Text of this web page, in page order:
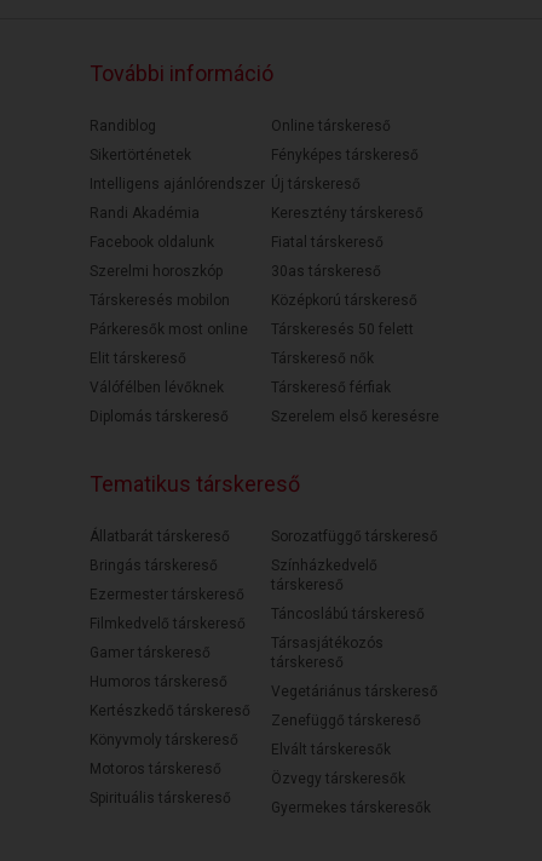
További információ
Randiblog
Sikertörténetek
Intelligens ajánlórendszer
Randi Akadémia
Facebook oldalunk
Szerelmi horoszkóp
Társkeresés mobilon
Párkeresők most online
Elit társkereső
Válófélben lévőknek
Diplomás társkereső
Online társkereső
Fényképes társkereső
Új társkereső
Keresztény társkereső
Fiatal társkereső
30as társkereső
Középkorú társkereső
Társkeresés 50 felett
Társkereső nők
Társkereső férfiak
Szerelem első keresésre
Tematikus társkereső
Állatbarát társkereső
Bringás társkereső
Ezermester társkereső
Filmkedvelő társkereső
Gamer társkereső
Humoros társkereső
Kertészkedő társkereső
Könyvmoly társkereső
Motoros társkereső
Spirituális társkereső
Sorozatfüggő társkereső
Színházkedvelő
társkereső
Táncoslábú társkereső
Társasjátékozós
társkereső
Vegetáriánus társkereső
Zenefüggő társkereső
Elvált társkeresők
Özvegy társkeresők
Gyermekes társkeresők